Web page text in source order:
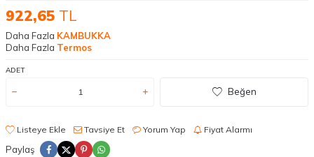
922,65 TL
Daha Fazla KAMBUKKA
Daha Fazla Termos
ADET
Beğen
Listeye Ekle Tavsiye Et Yorum Yap Fiyat Alarmı
Paylaş